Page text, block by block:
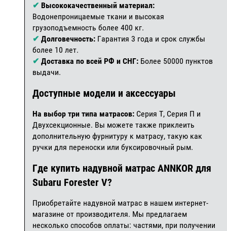
✔ Высококачественный материал:
Водонепроницаемые ткани и высокая
грузоподъемность более 400 кг.
✔ Долговечность: Гарантия 3 года и срок службы
более 10 лет.
✔ Доставка по всей РФ и СНГ: Более 50000 пунктов
выдачи.
Доступные модели и аксессуары
На выбор три типа матрасов: Серия Т, Серия П и
Двухсекционные. Вы можете также приклеить
дополнительную фурнитуру к матрасу, такую как
ручки для переноски или буксировочный рым.
Где купить надувной матрас ANNKOR для
Subaru Forester V?
Приобретайте надувной матрас в нашем интернет-
магазине от производителя. Мы предлагаем
несколько способов оплаты: частями, при получении